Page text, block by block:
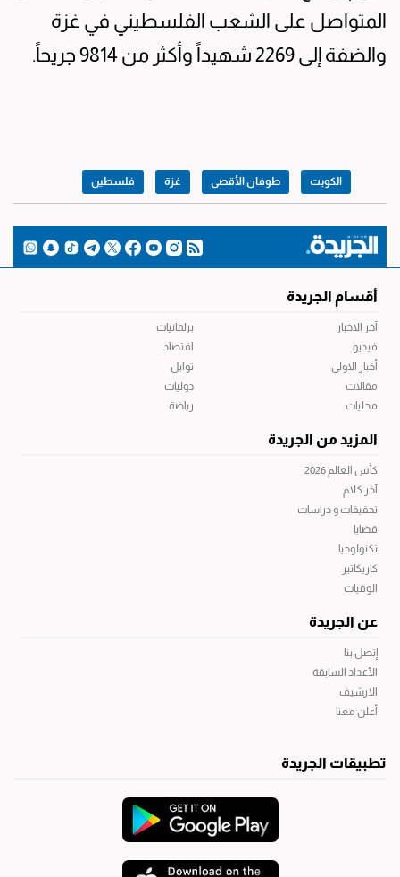
المتواصل على الشعب الفلسطيني في غزة
والضفة إلى 2269 شهيداً وأكثر من 9814 جريحاً.
الكويت طوفان الأقصى غزة فلسطين
أقسام الجريدة
آخر الاخبار
فيديو
أخبار الاولى
مقالات
محليات
برلمانيات
اقتصاد
توابل
دوليات
رياضة
المزيد من الجريدة
كأس العالم 2026
آخر كلام
تحقيقات و دراسات
قضايا
تكنولوجيا
كاريكاتير
الوفيات
عن الجريدة
إتصل بنا
الأعداد السابقة
الارشيف
أعلن معنا
تطبيقات الجريدة